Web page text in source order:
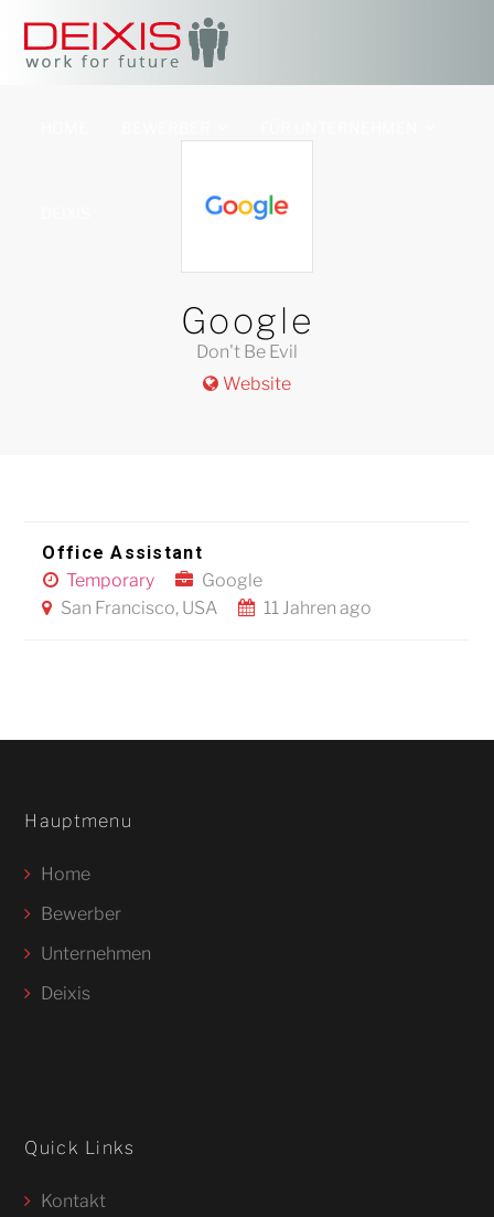
Google
Don't Be Evil
Website
Office Assistant
Temporary
Google
San Francisco, USA
11 Jahren ago
Hauptmenu
Home
Bewerber
Unternehmen
Deixis
Quick Links
Kontakt